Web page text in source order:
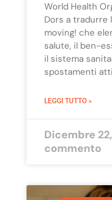
World Health
Dors a tradurre
moving! che
salute, il ben-
il sistema
spostamenti
LEGGI TUTTO »
Dicembre
commento